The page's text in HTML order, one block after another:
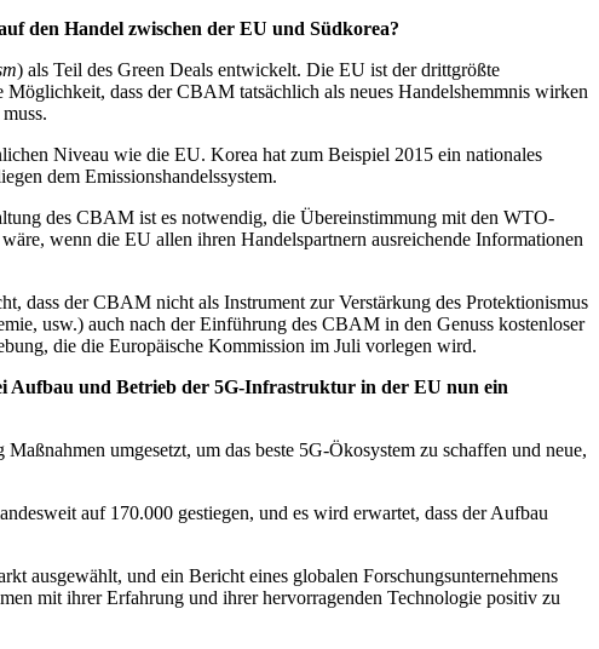
den Handel zwischen der EU und Südkorea?
) als Teil des Green Deals entwickelt. Die EU ist der drittgrößte
dass der CBAM tatsächlich als neues Handelshemmnis wirken
Niveau wie die EU. Korea hat zum Beispiel 2015 ein nationales
dem Emissionshandelssystem.
des CBAM ist es notwendig, die Übereinstimmung mit den WTO-
wenn die EU allen ihren Handelspartnern ausreichende Informationen
dass der CBAM nicht als Instrument zur Verstärkung des Protektionismus
usw.) auch nach der Einführung des CBAM in den Genuss kostenloser
die die Europäische Kommission im Juli vorlegen wird.
Aufbau und Betrieb der 5G-Infrastruktur in der EU nun ein
umgesetzt, um das beste 5G-Ökosystem zu schaffen und neue,
auf 170.000 gestiegen, und es wird erwartet, dass der Aufbau
ausgewählt, und ein Bericht eines globalen Forschungsunternehmens
mit ihrer Erfahrung und ihrer hervorragenden Technologie positiv zu